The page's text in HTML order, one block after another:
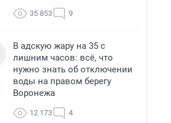
35 853 9
В адскую жару на 35 с
лишним часов: всё, что
нужно знать об отключении
воды на правом берегу
Воронежа
12 173 4